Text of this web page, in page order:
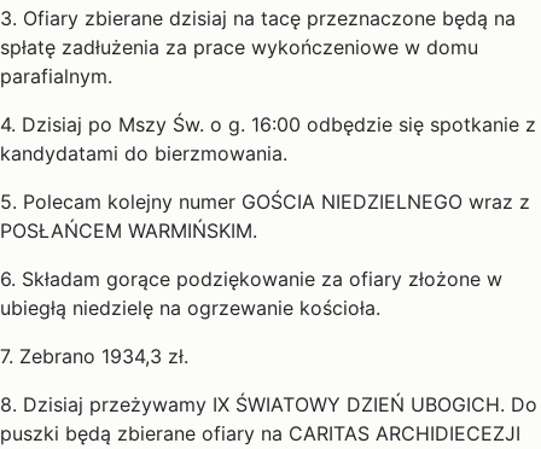
3. Ofiary zbierane dzisiaj na tacę przeznaczone będą na
spłatę zadłużenia za prace wykończeniowe w domu
parafialnym.
4. Dzisiaj po Mszy Św. o g. 16:00 odbędzie się spotkanie z
kandydatami do bierzmowania.
5. Polecam kolejny numer GOŚCIA NIEDZIELNEGO wraz z
POSŁAŃCEM WARMIŃSKIM.
6. Składam gorące podziękowanie za ofiary złożone w
ubiegłą niedzielę na ogrzewanie kościoła.
7. Zebrano 1934,3 zł.
8. Dzisiaj przeżywamy IX ŚWIATOWY DZIEŃ UBOGICH. Do
puszki będą zbierane ofiary na CARITAS ARCHIDIECEZJI